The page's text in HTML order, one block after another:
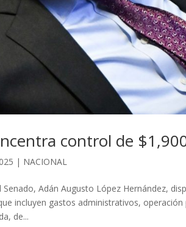
control de
| NACIONAL
Adán Augusto López Hernández,
incluyen gastos administrativos,
de...